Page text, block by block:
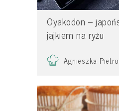
Oyakodon –
jajkiem na ryżu
Agnieszka